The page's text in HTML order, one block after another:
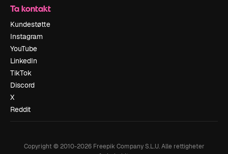
Ta kontakt
Kundestøtte
Instagram
YouTube
LinkedIn
TikTok
Discord
X
Reddit
Copyright © 2010-2026Freepik Company S.L.U. Alle rettigheter